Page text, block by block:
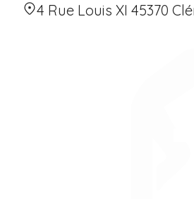
4 Rue Louis XI 45370